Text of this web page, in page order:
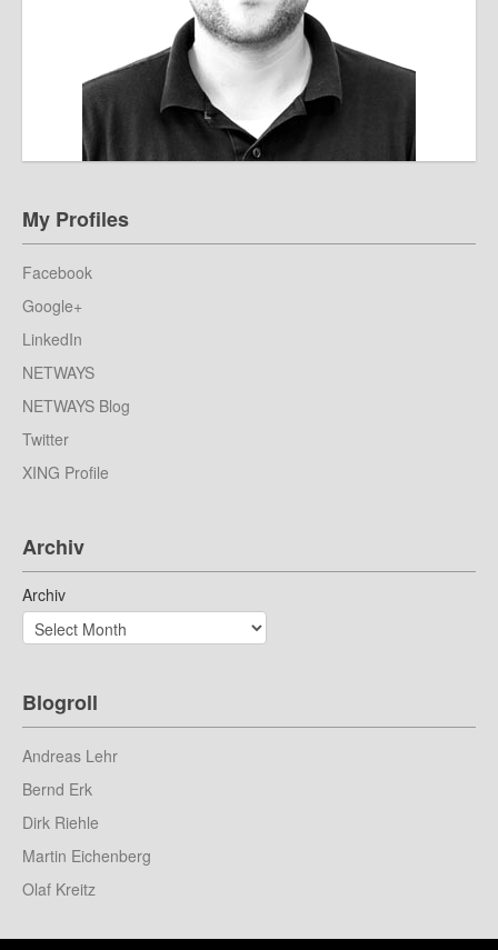
My Profiles
Facebook
Google+
LinkedIn
NETWAYS
NETWAYS Blog
Twitter
XING Profile
Archiv
Archiv
Blogroll
Andreas Lehr
Bernd Erk
Dirk Riehle
Martin Eichenberg
Olaf Kreitz